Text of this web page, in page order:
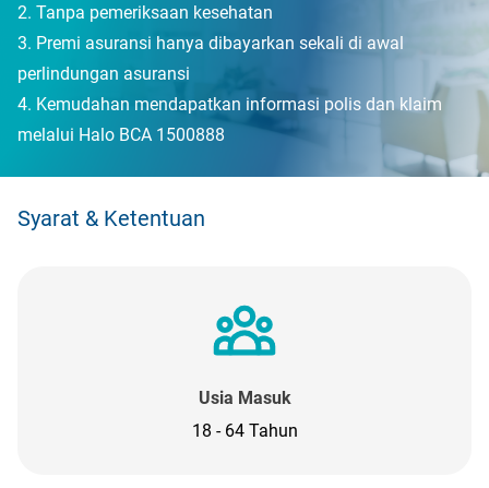
Tanpa pemeriksaan kesehatan
Premi asuransi hanya dibayarkan sekali di awal
perlindungan asuransi
Kemudahan mendapatkan informasi polis dan klaim
melalui Halo BCA 1500888
Syarat & Ketentuan
Usia Masuk
18 - 64 Tahun